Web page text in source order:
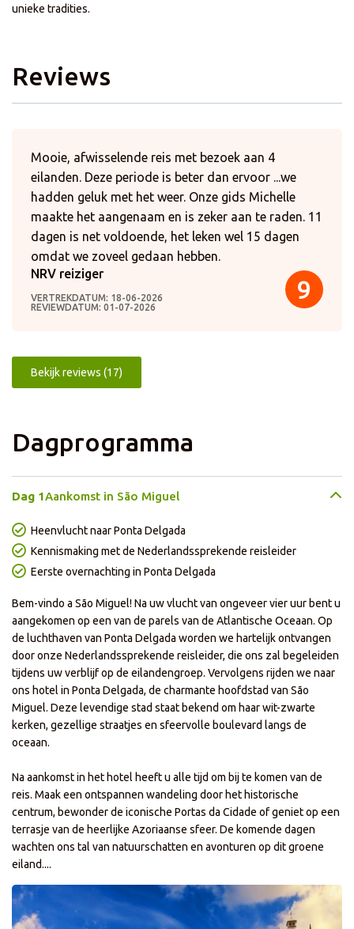
unieke tradities.
Reviews
9
Mooie, afwisselende reis met bezoek aan 4
eilanden. Deze periode is beter dan ervoor ...we
hadden geluk met het weer. Onze gids Michelle
maakte het aangenaam en is zeker aan te raden. 11
dagen is net voldoende, het leken wel 15 dagen
omdat we zoveel gedaan hebben.
NRV reiziger
VERTREKDATUM: 18-06-2026
REVIEWDATUM: 01-07-2026
Bekijk reviews (17)
Dagprogramma
Dag 1Aankomst in São Miguel
Heenvlucht naar Ponta Delgada
Kennismaking met de Nederlandssprekende reisleider
Eerste overnachting in Ponta Delgada
Bem-vindo a São Miguel! Na uw vlucht van ongeveer vier uur bent u
aangekomen op een van de parels van de Atlantische Oceaan. Op
de luchthaven van Ponta Delgada worden we hartelijk ontvangen
door onze Nederlandssprekende reisleider, die ons zal begeleiden
tijdens uw verblijf op de eilandengroep. Vervolgens rijden we naar
ons hotel in Ponta Delgada, de charmante hoofdstad van São
Miguel. Deze levendige stad staat bekend om haar wit-zwarte
kerken, gezellige straatjes en sfeervolle boulevard langs de
oceaan.
Na aankomst in het hotel heeft u alle tijd om bij te komen van de
reis. Maak een ontspannen wandeling door het historische
centrum, bewonder de iconische Portas da Cidade of geniet op een
terrasje van de heerlijke Azoriaanse sfeer. De komende dagen
wachten ons tal van natuurschatten en avonturen op dit groene
eiland....